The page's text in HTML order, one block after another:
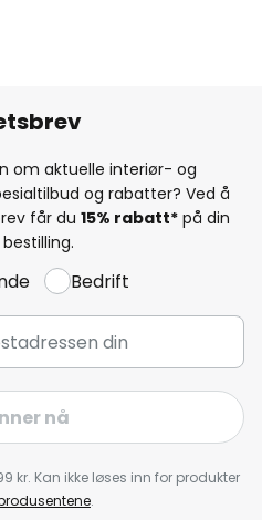
om aktuelle interiør- og
og rabatter? Ved å
får du 15% rabatt* på din
Bedrift
nå
kr. Kan ikke løses inn for produkter
.